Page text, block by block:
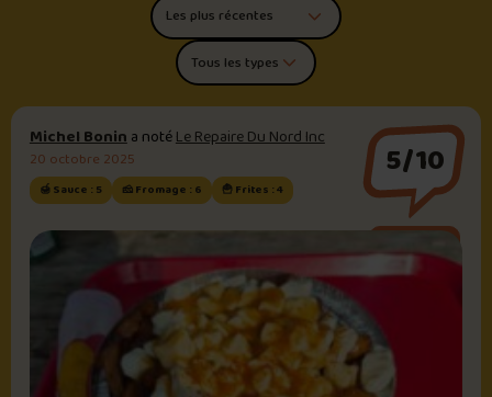
Trier les commentaires
Filtrer par type de poutine
Michel Bonina notéLe Repaire Du Nord Inc
20 octobre 2025
🍯 Sauce : 5 🧀 Fromage : 6 🍟 Frites : 4
5/10